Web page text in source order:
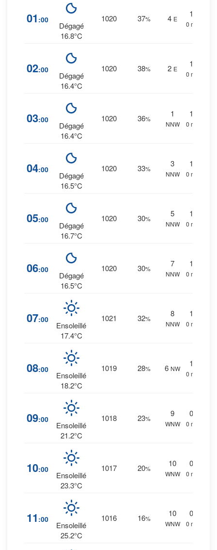
01 :00
Dégagé
16.8°C
1020 37% 4 E
1
0 mm.
02:00
Dégagé
16.4°C
1020 38% 2 E
1
0 mm.
03:00
Dégagé
16.4°C
1020 36%
1
NNW
1
0 mm.
04:00
Dégagé
16.5°C
1020 33%
3
NNW
1
0 mm.
05:00
Dégagé
16.7°C
1020 30%
5
NNW
1
0 mm.
06:00
Dégagé
16.5°C
1020 30%
7
NNW
1
0 mm.
07:00
Ensoleillé
17.4°C
1021 32%
8
NNW
1
0 mm.
08:00
Ensoleillé
18.2°C
1019 28% 6 NW
1
0 mm.
09:00
Ensoleillé
21.2°C
1018 23%
9
WNW
0
0 mm.
10:00
Ensoleillé
23.3°C
1017 20%
10
WNW
0
0 mm.
11 :00
Ensoleillé
25.2°C
1016 16%
10
WNW
0
0 mm.